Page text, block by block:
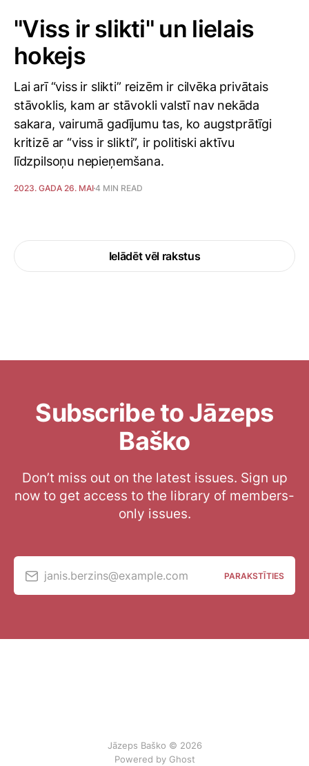
"Viss ir slikti" un lielais
hokejs
Lai arī “viss ir slikti” reizēm ir cilvēka privātais
stāvoklis, kam ar stāvokli valstī nav nekāda
sakara, vairumā gadījumu tas, ko augstprātīgi
kritizē ar “viss ir slikti”, ir politiski aktīvu
līdzpilsoņu nepieņemšana.
2023. GADA 26. MAI4 MIN READ
Ielādēt vēl rakstus
Subscribe to Jāzeps
Baško
Don’t miss out on the latest issues. Sign up
now to get access to the library of members-
only issues.
janis.berzins@example.com PARAKSTĪTIES
Jāzeps Baško © 2026
Powered by Ghost